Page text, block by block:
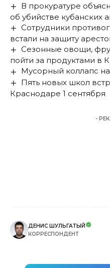
В прокуратуре
об убийстве кубанских
Сотрудники
встали на защиту
Сезонные овощи,
пойти за продуктами в
Мусорный коллапс
Пять новых школ
Краснодаре 1 сентября
-
ДЕНИС ШУЛЬГАТЫЙ
КОРРЕСПОНДЕНТ